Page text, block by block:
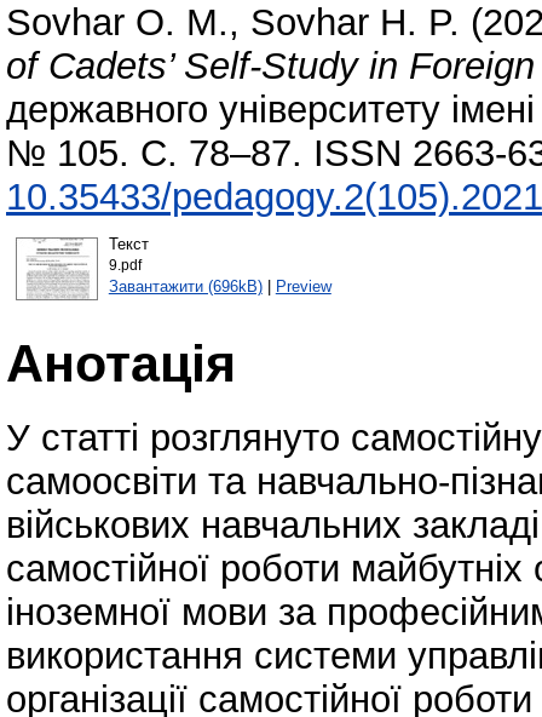
Sovhar O. M., Sovhar H. P.
of Cadets’ Self-Study in
державного університету
№ 105. С. 78–87. ISSN 2663-
10.35433/
Текст
9.pdf
Завантажити (696kB)| Preview
Анотація
У статті розглянуто
самоосвіти та навчально-
військових навчальних
самостійної роботи майбутніх
іноземної мови за
використання системи
організації самостійної